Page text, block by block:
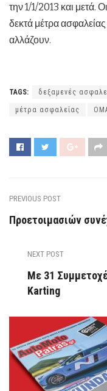
την 1/1/2013 και μετά.
δεκτά μέτρα
αλλάζουν.
TAGS: δεξαμενές
μέτρα ασφαλείας
PREVIOUS POST
Προετοιμασιών
NEXT POST
Με 31
Karting